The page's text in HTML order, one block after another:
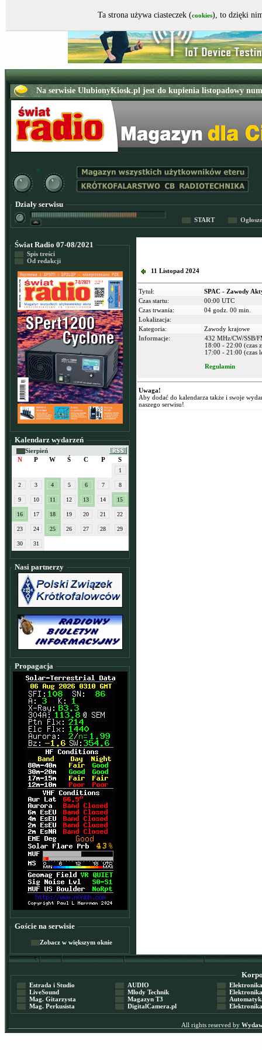
Działy serwisu
START
Świat Radio 07-08/2021
Spis treści
Od redakcji
Kalendarz wydarzeń
Sierpień
N
P W Ś C P S
1
2 3 4 5 6 7 8
9 10 11 12 13 14 15
16 17 18 19 20 21 22
23 24 25 26 27 28 29
30 31
Nasi partnerzy
Propagacja
Goście na serwisie
Zobacz w większym oknie
11 Listopad 2024
Tytuł:
SPAC - Zawody
Czas startu:
00:00 UTC
Czas trwania:
04 godz. 00 min.
Lokalizacja:
Kategoria:
Zawody krajowe
Informacje:
432 MHz/CW/SSB/
18:00 - 22:00 (czas
17:00 - 21:00 (czas
Regulamin
Uwaga!
Aby dodać do kalendarza także i swoje
naszego serwisu!
Estrada i Studio
LiveSound
Mag. Gitarzysta
Mag. Perkusista
AUDIO
Młody Technik
Magazyn T3
DigitalCamera.pl
Elektronika
Elektronika
Automatyka
Elektronika
All rights reserved by
Ta strona używa ciasteczek (cookies), to dzięki